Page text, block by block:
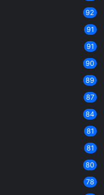
92
91
91
90
89
87
84
81
81
80
78